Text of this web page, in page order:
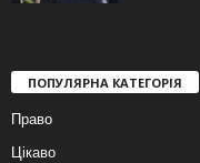
ПОПУЛЯРНА КАТЕГОРІЯ
Право
Цікаво